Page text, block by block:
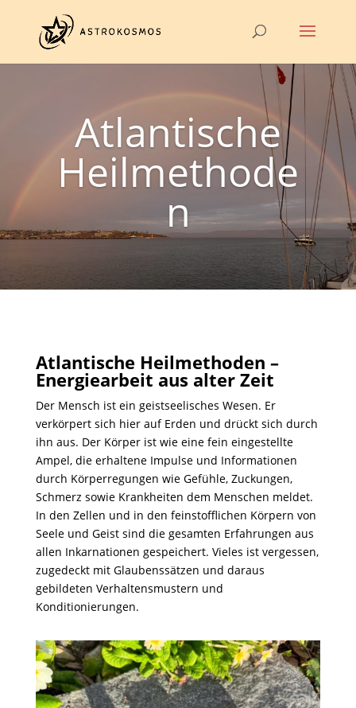
Atlantische
Heilmethode
n
Atlantische Heilmethoden –
Energiearbeit aus alter Zeit
Der Mensch ist ein geistseelisches Wesen. Er
verkörpert sich hier auf Erden und drückt sich durch
ihn aus. Der Körper ist wie eine fein eingestellte
Ampel, die erhaltene Impulse und Informationen
durch Körperregungen wie Gefühle, Zuckungen,
Schmerz sowie Krankheiten dem Menschen meldet.
In den Zellen und in den feinstofflichen Körpern von
Seele und Geist sind die gesamten Erfahrungen aus
allen Inkarnationen gespeichert. Vieles ist vergessen,
zugedeckt mit Glaubenssätzen und daraus
gebildeten Verhaltensmustern und
Konditionierungen.